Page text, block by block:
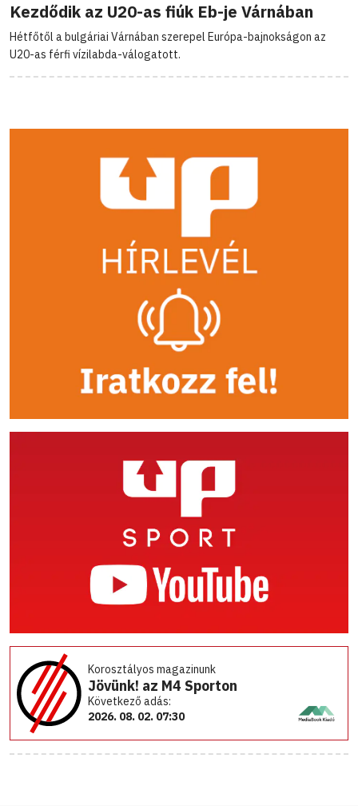
Kezdődik az U20-as fiúk Eb-je Várnában
Hétfőtől a bulgáriai Várnában szerepel Európa-bajnokságon az
U20-as férfi vízilabda-válogatott.
Korosztályos magazinunk
Jövünk! az M4 Sporton
Következő adás:
2026. 08. 02. 07:30